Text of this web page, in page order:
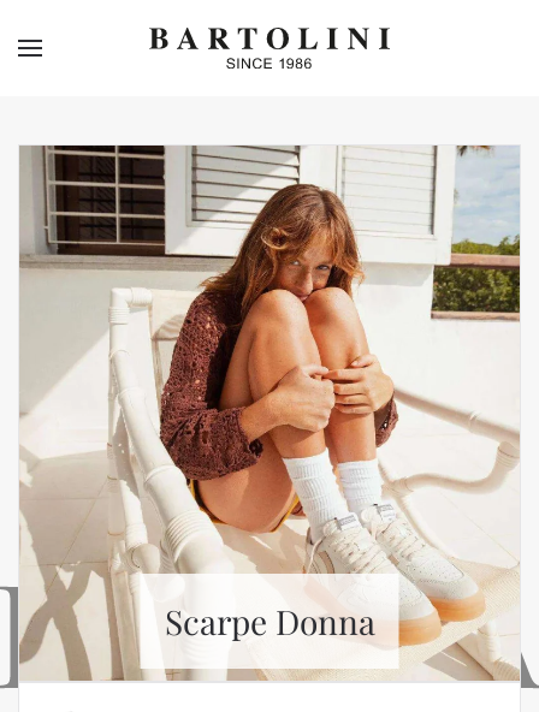
Skip to main content
Scarpe Donna